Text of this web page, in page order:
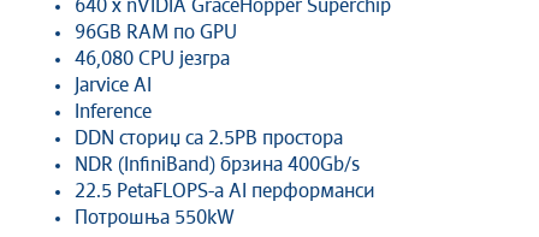
640 x nVIDIA GraceHopper Superchip
96GB RAM по GPU
46,080 CPU језгра
Jarvice AI
Inference
DDN сториџ са 2.5PB простора
NDR (InfiniBand) брзина 400Gb/s
22.5 PetaFLOPS-a AI перформанси
Потрошња 550kW